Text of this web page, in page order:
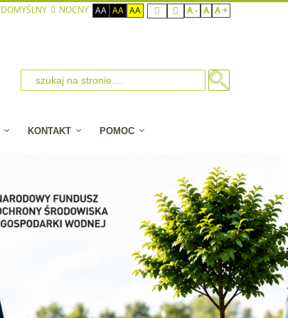
DOMYŚLNY NOCNY AA AA AA A - A A +
KONTAKT POMOC